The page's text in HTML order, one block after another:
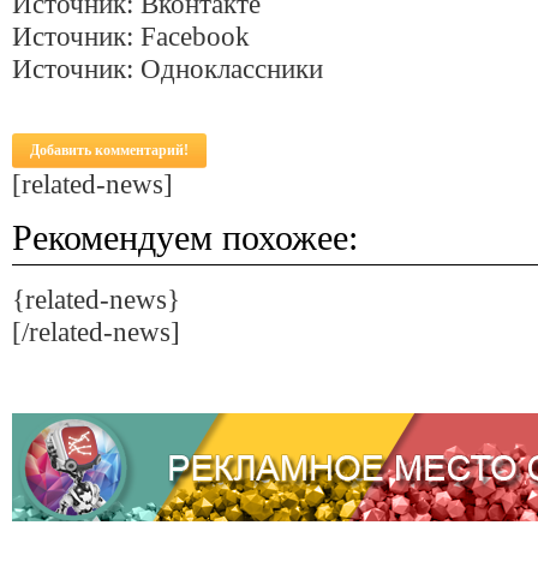
Источник: Facebook
Источник: Одноклассники
Добавить комментарий!
[related-news]
Рекомендуем похожее:
{related-news}
[/related-news]